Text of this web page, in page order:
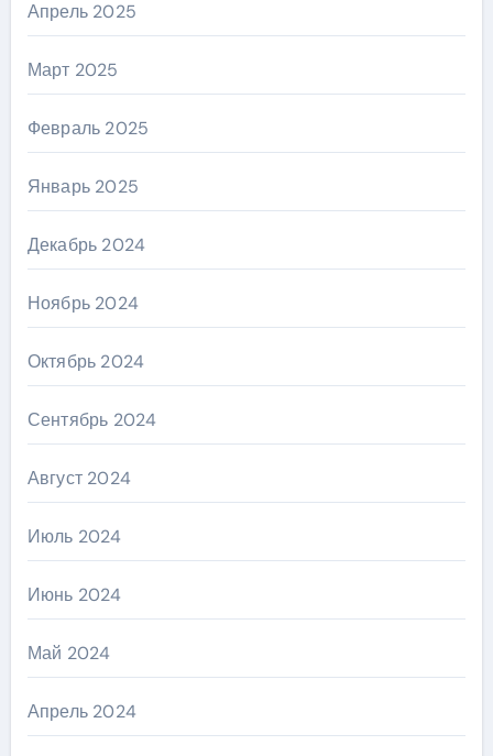
Апрель 2025
Март 2025
Февраль 2025
Январь 2025
Декабрь 2024
Ноябрь 2024
Октябрь 2024
Сентябрь 2024
Август 2024
Июль 2024
Июнь 2024
Май 2024
Апрель 2024